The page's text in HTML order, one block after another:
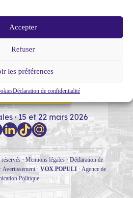
Accepter
Refuser
les préférences
Déclaration de confidentialité
NOUS !
· 15 et 22 mars 2026
·Mentions légales· Déclaration de
Avertissement· VOX POPULI· Agence de
Politique